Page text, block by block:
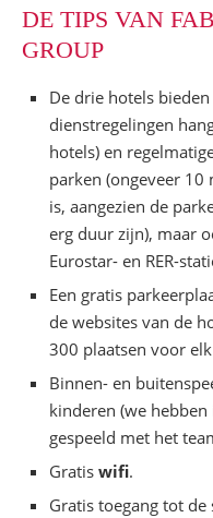
DE TIPS VAN
GROUP
De drie hotels bieden
dienstregelingen
hotels) en
parken (ongeveer
is, aangezien de
erg duur zijn), maar
Eurostar- en RER-
Een gratis
de websites van de
300 plaatsen voor
Binnen- en
kinderen (we
gespeeld met het
Gratis wifi.
Gratis toegang tot